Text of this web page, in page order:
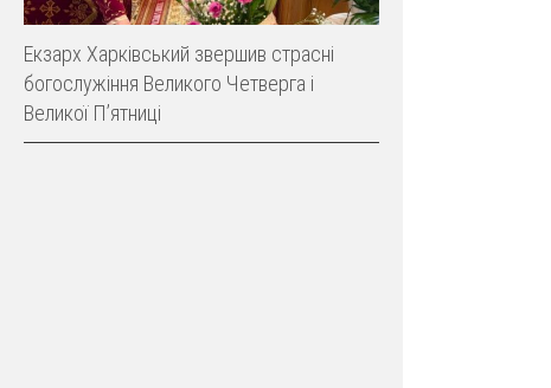
Екзарх Харківський звершив страсні
богослужіння Великого Четверга і
Великої Пʼятниці